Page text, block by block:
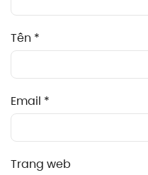
Tên *
Email *
Trang web